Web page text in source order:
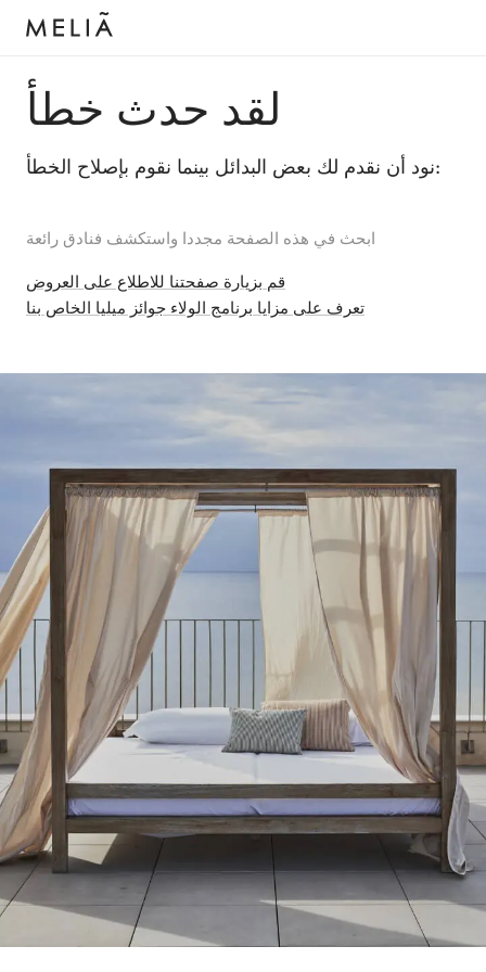
لقد حدث خطأ
نود أن نقدم لك بعض البدائل بينما نقوم بإصلاح الخطأ:
ابحث في هذه الصفحة مجددا واستكشف فنادق رائعة
قم بزيارة صفحتنا للاطلاع على العروض
تعرف على مزايا برنامج الولاء جوائز ميليا الخاص بنا